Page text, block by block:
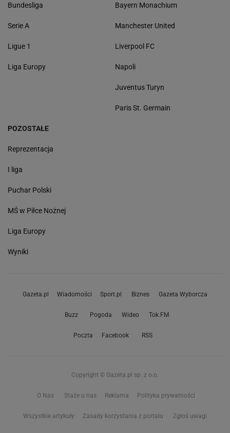
Bundesliga
Serie A
Ligue 1
Liga Europy
Bayern Monachium
Manchester United
Liverpool FC
Napoli
Juventus Turyn
Paris St. Germain
POZOSTAŁE
Reprezentacja
I liga
Puchar Polski
MŚ w Piłce Nożnej
Liga Europy
Wyniki
Gazeta.pl Wiadomości Sport.pl Biznes Gazeta Wyborcza
Buzz Pogoda Wideo Tok.FM
Poczta Facebook RSS
Copyright © Gazeta.pl sp. z o.o.
O Nas Staże u nas Reklama Polityka prywatności
Wszystkie artykuły Zasady korzystania z portalu Zgłoś uwagi